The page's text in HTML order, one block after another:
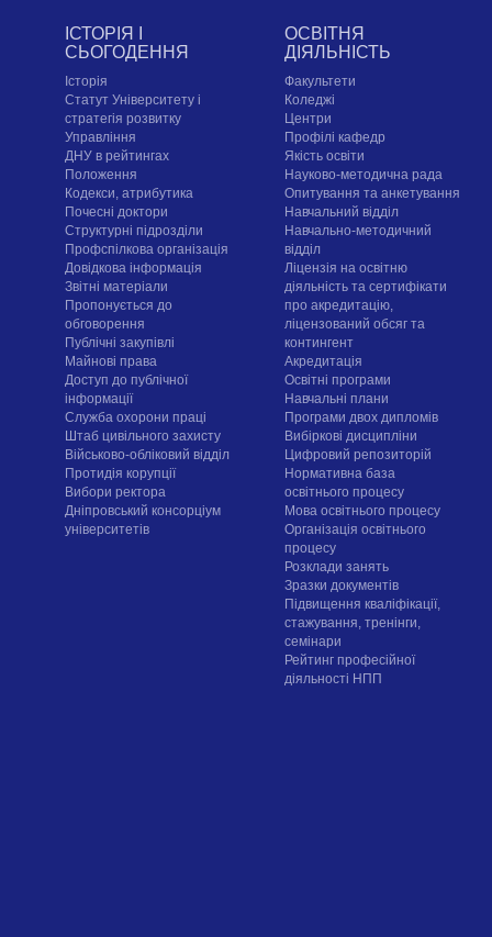
ІСТОРІЯ І
СЬОГОДЕННЯ
Історія
Статут Університету і
стратегія розвитку
Управління
ДНУ в рейтингах
Положення
Кодекси, атрибутика
Почесні доктори
Структурні підрозділи
Профспілкова організація
Довідкова інформація
Звітні матеріали
Пропонується до
обговорення
Публічні закупівлі
Майнові права
Доступ до публічної
інформації
Служба охорони праці
Штаб цивільного захисту
Військово-обліковий відділ
Протидія корупції
Вибори ректора
Дніпровський консорціум
університетів
ОСВІТНЯ
ДІЯЛЬНІСТЬ
Факультети
Коледжі
Центри
Профілі кафедр
Якість освіти
Науково-методична рада
Опитування та анкетування
Навчальний відділ
Навчально-методичний
відділ
Ліцензія на освітню
діяльність та сертифікати
про акредитацію,
ліцензований обсяг та
контингент
Акредитація
Освітні програми
Навчальні плани
Програми двох дипломів
Вибіркові дисципліни
Цифровий репозиторій
Нормативна база
освітнього процесу
Мова освітнього процесу
Організація освітнього
процесу
Розклади занять
Зразки документів
Підвищення кваліфікації,
стажування, тренінги,
семінари
Рейтинг професійної
діяльності НПП